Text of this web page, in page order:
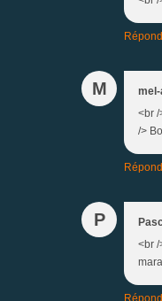
M
<br /
/>
P
<br